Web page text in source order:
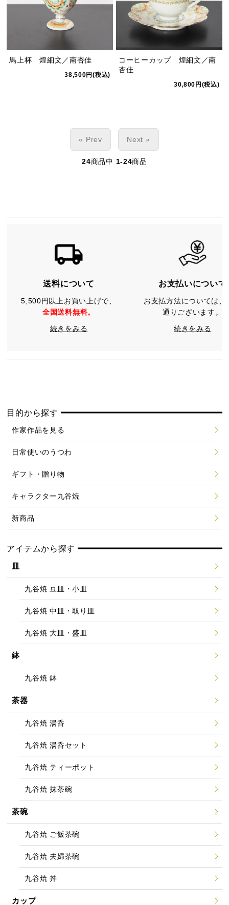
馬上杯 煌細文／南杏佳
38,500円(税込)
コーヒーカップ 煌細文／南
杏佳
30,800円(税込)
« Prev Next »
24商品中 1-24商品
送料について
5,500円以上お買い上げで、
全国送料無料。
続きをみる
お支払いについて
お支払方法については、
通りございます。
続きをみる
目的から探す
作家作品を見る
日常使いのうつわ
ギフト・贈り物
キャラクター九谷焼
新商品
アイテムから探す
皿
九谷焼 豆皿・小皿
九谷焼 中皿・取り皿
九谷焼 大皿・盛皿
鉢
九谷焼 鉢
茶器
九谷焼 湯呑
九谷焼 湯呑セット
九谷焼 ティーポット
九谷焼 抹茶碗
茶碗
九谷焼 ご飯茶碗
九谷焼 夫婦茶碗
九谷焼 丼
カップ